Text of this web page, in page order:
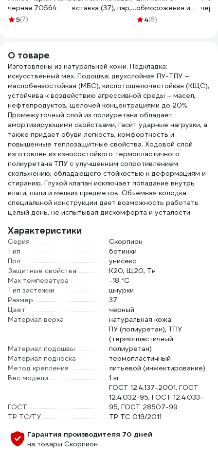
черная 70564
5(7)
вставка (37), пар,
обморожения и
обветривания
4(8)
О товаре
Изготовлены из натуральной кожи. Подкладка:
искусственный мех. Подошва: двухслойная ПУ-ТПУ —
маслобензостойкая (МБС), кислотощелочестойкая (КЩС),
устойчива к воздействию агрессивной среды – масел,
нефтепродуктов, щелочей концентрациями до 20%.
Промежуточный слой из полиуретана обладает
амортизирующими свойствами, гасит ударные нагрузки, а
также придает обуви легкость, комфортность и
повышенные теплозащитные свойства. Ходовой слой
изготовлен из износостойкого термопластичного
полиуретана ТПУ с улучшенным сопротивлением
скольжению, обладающего стойкостью к деформациям и
стиранию. Глухой клапан исключает попадание внутрь
влаги, пыли и мелких предметов. Объемная колодка
специальной конструкции дает возможность работать
целый день, не испытывая дискомфорта и усталости
Характеристики
Серия
Скорпион
Тип
ботинки
Пол
унисекс
Защитные свойства
К20, Щ20, Тн
Max температура
-18 °С
Тип застежки
шнурки
Размер
37
Цвет
черный
Материал верха
натуральная кожа
Материал подошвы
ПУ (полиуретан), ТПУ
(термопластичный
полиуретан)
Материал подноска
термопластичный
Метод крепления
литьевой (инжектирование)
Вес модели
1 кг
ГОСТ
ГОСТ 12.4.137-2001, ГОСТ
12.4.032-95, ГОСТ 12.4.033-
95, ГОСТ 28507-99
ТР ТС/ТУ
ТР ТС 019/2011
Гарантия производителя 70 дней
на товары Скорпион